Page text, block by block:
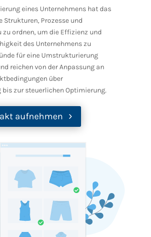
eines Unternehmens hat das
Strukturen, Prozesse und
zu ordnen, um die Effizienz und
des Unternehmens zu
für eine Umstrukturierung
reichen von der Anpassung an
über
bis zur steuerlichen Optimierung.
aufnehmen